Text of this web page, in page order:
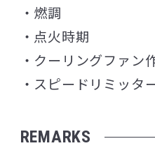
・燃調
・点火時期
・クーリングファン
・スピードリミッタ
REMARKS